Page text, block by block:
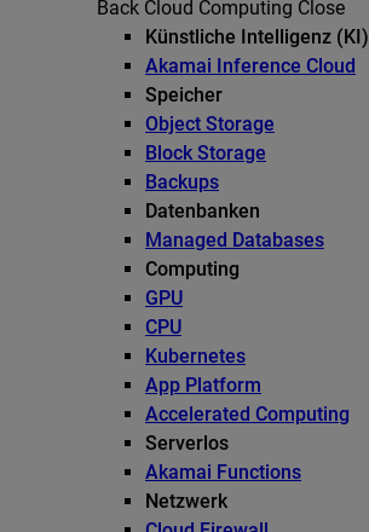
Back Cloud Computing Close
Künstliche Intelligenz (KI)
Akamai Inference Cloud
Speicher
Object Storage
Block Storage
Backups
Datenbanken
Managed Databases
Computing
GPU
CPU
Kubernetes
App Platform
Accelerated Computing
Serverlos
Akamai Functions
Netzwerk